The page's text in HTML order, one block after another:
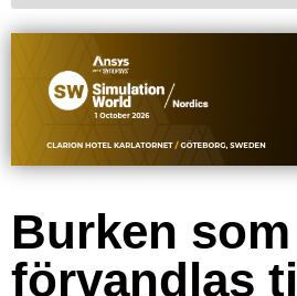
Burken som
förvandlas